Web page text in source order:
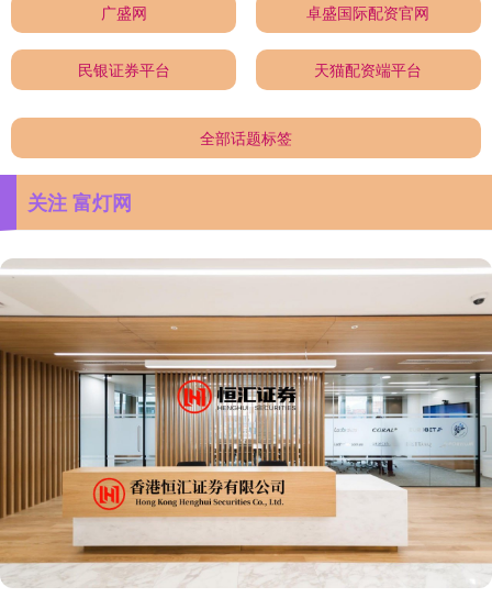
广盛网 卓盛国际配资官网
民银证券平台 天猫配资端平台
全部话题标签
关注 富灯网